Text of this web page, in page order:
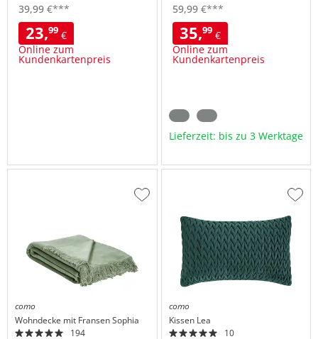
39,99 €***
23,99 €
Online zum
Kundenkartenpreis
59,99€***
35,99€
Online zum
Kundenkartenpreis
Lieferzeit: bis zu 3 Werktage
como
Wohndecke mit FransenSophia
194
Zur
hinzufügen
como
Kissen Lea
10
Zur